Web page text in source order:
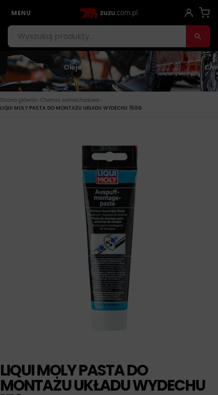
MENU
Oleje
Strona główna › Chemia samochodowa ›
LIQUI MOLY PASTA DO MONTAŻU UKŁADU WYDECHU 150G
LIQUI MOLY PASTA DO
MONTAŻU UKŁADU WYDECHU